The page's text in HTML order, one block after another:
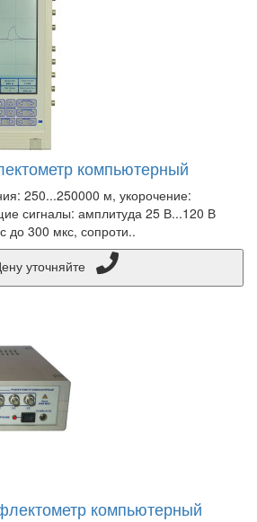
компьютерный
250...250000 м, укорочение:
сигналы: амплитуда 25 В...120 В
до 300 мкс, сопроти..
компьютерный